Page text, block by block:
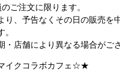
ご注文に限ります。
、予告なくその日の販売を
店舗により異なる場合がご
イクコラボカフェ☆★